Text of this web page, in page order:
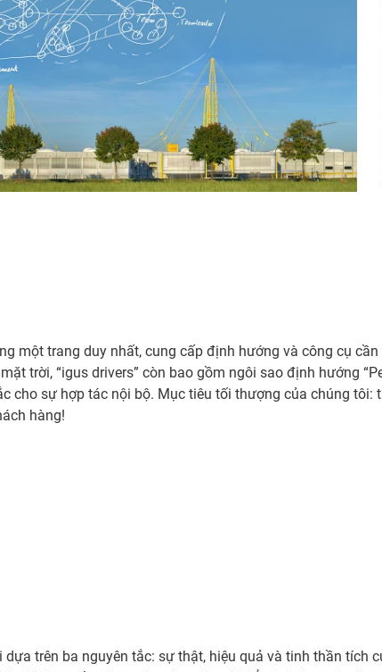
một trang duy nhất, cung cấp định hướng và công cụ
trời, “igus drivers” còn bao gồm ngôi sao định hướng
cho sự hợp tác nội bộ. Mục tiêu tối thượng của chúng tôi:
hàng!
trên ba nguyên tắc: sự thật, hiệu quả và tinh thần tích